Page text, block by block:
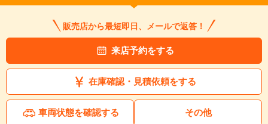
販売店から最短即日、メールで返答！
来店予約をする
在庫確認・見積依頼をする
車両状態を確認する その他